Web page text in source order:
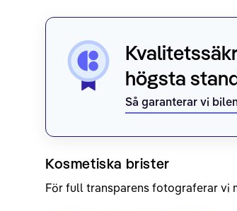
högsta
Så garanterar vi
Kosmetiska brister
För full transparens fotograferar vi